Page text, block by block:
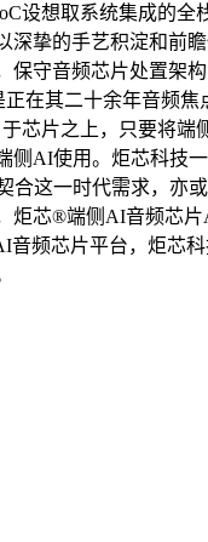
设想取系统集成的
挚的手艺积淀和前
守音频芯片处置架
在其二十余年音频焦
芯片之上，只要将
AI使用。炬芯科技
合这一时代需求，
芯®端侧AI音频芯片
频芯片平台，炬芯